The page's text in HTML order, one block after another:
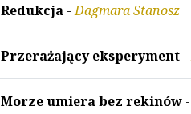
Redukcja -Dagmara Stanosz
Przerażający eksperyment -
Morze umiera bez rekinów